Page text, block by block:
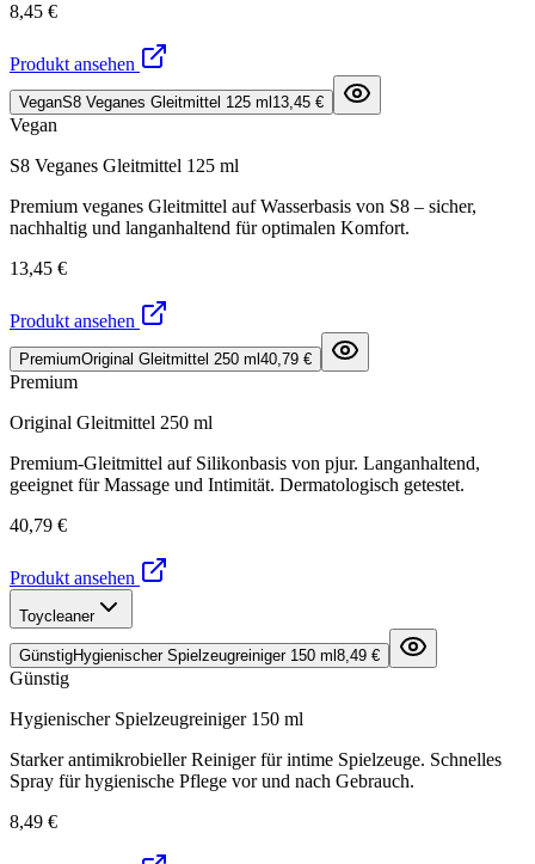
8,45 €
Produkt ansehen
VeganS8 Veganes Gleitmittel 125 ml 13,45 €
Vegan
S8 Veganes Gleitmittel 125 ml
Premium veganes Gleitmittel auf Wasserbasis von S8 – sicher,
nachhaltig und langanhaltend für optimalen Komfort.
13,45 €
Produkt ansehen
PremiumOriginal Gleitmittel 250 ml 40,79 €
Premium
Original Gleitmittel 250 ml
Premium-Gleitmittel auf Silikonbasis von pjur. Langanhaltend,
geeignet für Massage und Intimität. Dermatologisch getestet.
40,79 €
Produkt ansehen
Toycleaner
GünstigHygienischer Spielzeugreiniger 150 ml 8,49 €
Günstig
Hygienischer Spielzeugreiniger 150 ml
Starker antimikrobieller Reiniger für intime Spielzeuge. Schnelles
Spray für hygienische Pflege vor und nach Gebrauch.
8,49 €